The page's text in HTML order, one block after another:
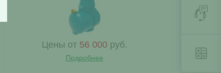
Цены от 56 000 руб.
Подробнее